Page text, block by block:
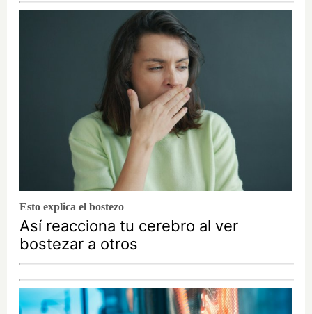
Esto explica el bostezo
Así reacciona tu cerebro al ver
bostezar a otros